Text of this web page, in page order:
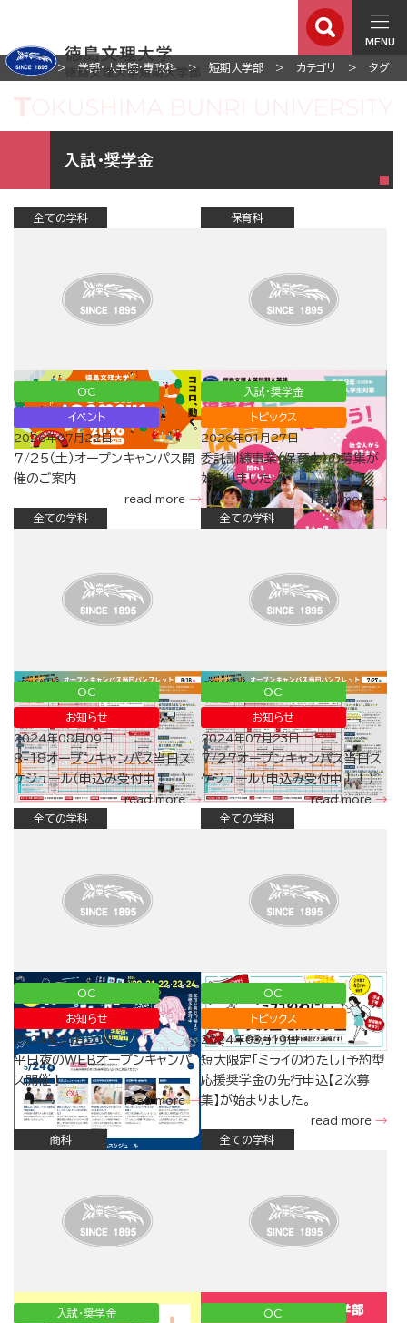
MENU
ホーム 学部・大学院・専攻科 短期大学部 カテゴリ タグ
入試・奨学金
全ての学科
OC
イベント
2026年07月22日
7/25（土）オープンキャンパス開
催のご案内
read more
保育科
入試・奨学金
トピックス
2026年01月27日
委託訓練事業（保育士）の募集が
始まりました。
read more
全ての学科
OC
お知らせ
2024年08月09日
8-18オープンキャンパス当日ス
ケジュール（申込み受付中！！）
read more
全ての学科
OC
お知らせ
2024年07月23日
7/27オープンキャンパス当日ス
ケジュール（申込み受付中！！）
read more
全ての学科
OC
お知らせ
2024年05月20日
平日夜のWEBオープンキャンパ
ス開催！
read more
全ての学科
OC
トピックス
2024年03月19日
短大限定「ミライのわたし」予約型
応援奨学金の先行申込【2次募
集】が始まりました。
read more
商科
入試・奨学金
全ての学科
OC